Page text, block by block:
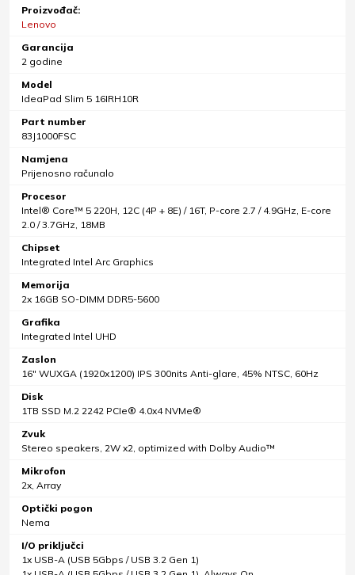
Proizvođač:
Lenovo
Garancija
2 godine
Model
IdeaPad Slim 5 16IRH10R
Part number
83J1000FSC
Namjena
Prijenosno računalo
Procesor
Intel® Core™ 5 220H, 12C (4P + 8E) / 16T, P-core 2.7 / 4.9GHz, E-core
2.0 / 3.7GHz, 18MB
Chipset
Integrated Intel Arc Graphics
Memorija
2x 16GB SO-DIMM DDR5-5600
Grafika
Integrated Intel UHD
Zaslon
16" WUXGA (1920x1200) IPS 300nits Anti-glare, 45% NTSC, 60Hz
Disk
1TB SSD M.2 2242 PCIe® 4.0x4 NVMe®
Zvuk
Stereo speakers, 2W x2, optimized with Dolby Audio™
Mikrofon
2x, Array
Optički pogon
Nema
I/O priključci
1x USB-A (USB 5Gbps / USB 3.2 Gen 1)